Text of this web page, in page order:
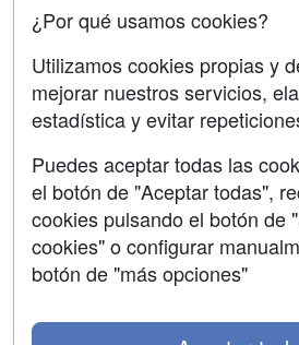
Grupo formazion:
¿Por qué usamos cookies?
Utilizamos cookies propias y
mejorar nuestros servicios,
estadística y evitar
Puedes aceptar todas las
el botón de "Aceptar todas",
cookies pulsando el botón de
cookies" o configurar
botón de "más opciones"